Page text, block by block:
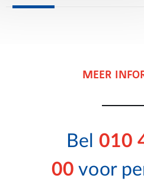
MEER
Bel 010
00 voor